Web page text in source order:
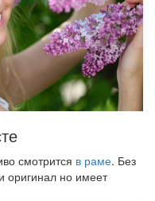
смотрится в раме. Без
оригинал но имеет